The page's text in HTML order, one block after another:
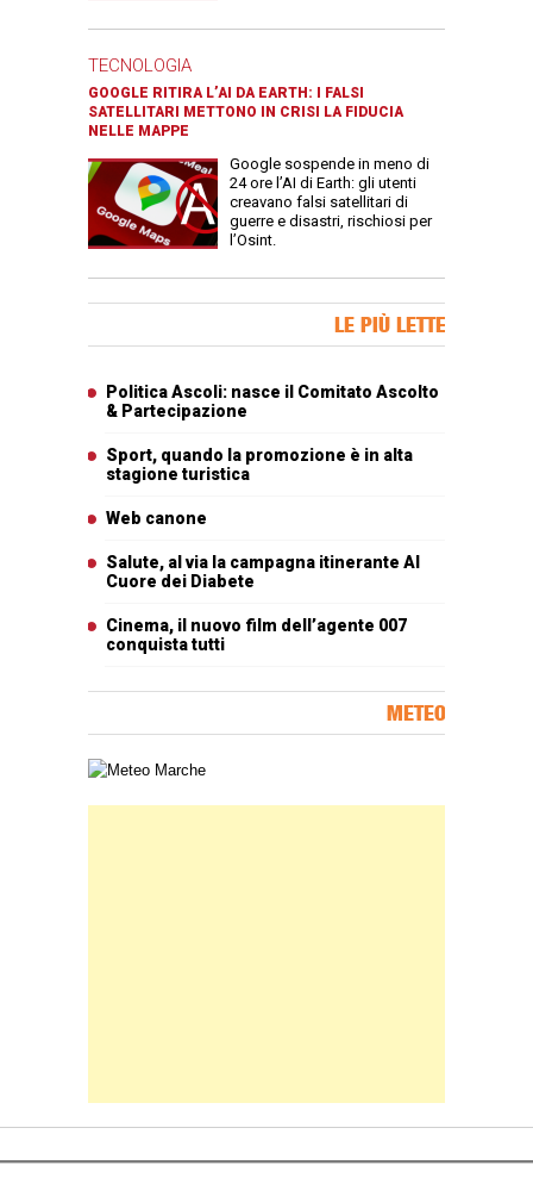
TECNOLOGIA
GOOGLE RITIRA L’AI DA EARTH: I FALSI
SATELLITARI METTONO IN CRISI LA FIDUCIA
NELLE MAPPE
Google sospende in meno di
24 ore l’AI di Earth: gli utenti
creavano falsi satellitari di
guerre e disastri, rischiosi per
l’Osint.
LE PIÙ LETTE
Politica Ascoli: nasce il Comitato Ascolto
& Partecipazione
Sport, quando la promozione è in alta
stagione turistica
Web canone
Salute, al via la campagna itinerante Al
Cuore dei Diabete
Cinema, il nuovo film dell’agente 007
conquista tutti
METEO
Carta meteorologica delle Marche